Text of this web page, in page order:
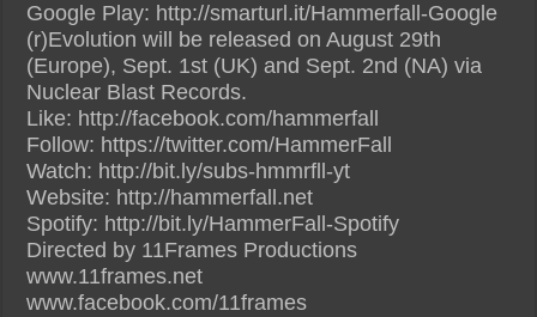
Google Play: http://smarturl.it/Hammerfall-Google
(r)Evolution will be released on August 29th
(Europe), Sept. 1st (UK) and Sept. 2nd (NA) via
Nuclear Blast Records.
Like: http://facebook.com/hammerfall
Follow: https://twitter.com/HammerFall
Watch: http://bit.ly/subs-hmmrfll-yt
Website: http://hammerfall.net
Spotify: http://bit.ly/HammerFall-Spotify
Directed by 11Frames Productions
www.11frames.net
www.facebook.com/11frames